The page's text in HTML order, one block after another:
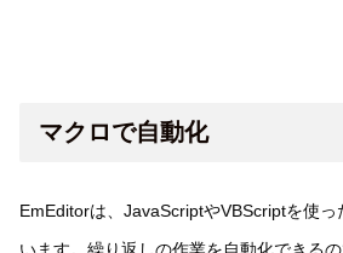
マクロで自動化
EmEditorは、JavaScriptやVBScriptを使
います。繰り返しの作業を自動化できる